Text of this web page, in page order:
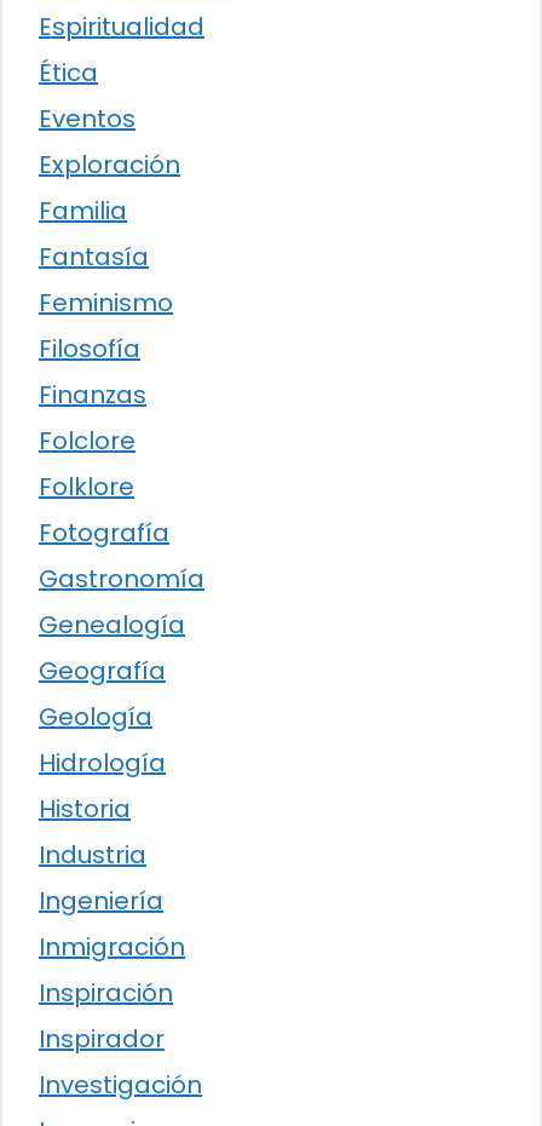
Espiritualidad
Ética
Eventos
Exploración
Familia
Fantasía
Feminismo
Filosofía
Finanzas
Folclore
Folklore
Fotografía
Gastronomía
Genealogía
Geografía
Geología
Hidrología
Historia
Industria
Ingeniería
Inmigración
Inspiración
Inspirador
Investigación